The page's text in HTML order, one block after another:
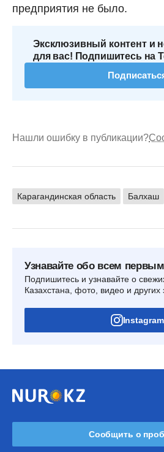
предприятия не было.
Эксклюзивный контент и
для вас! Подпишитесь на
Нашли ошибку в публикации?
Карагандинская область Балхаш
Узнавайте обо всем
Подпишитесь и узнавайте о
Казахстана, фото, видео и других
Instagram
Сообщить о